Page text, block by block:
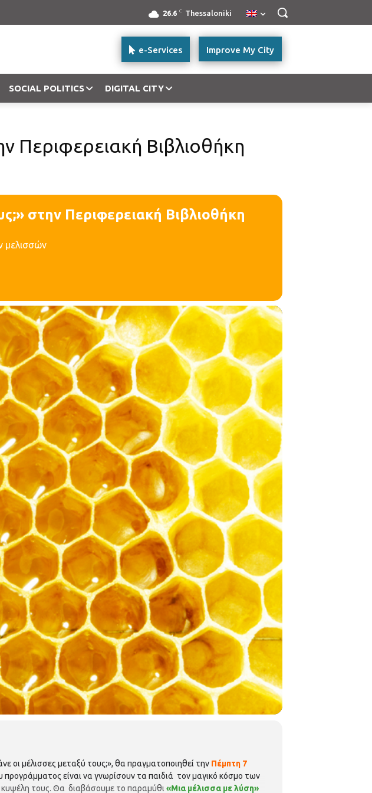
26.6 C Thessaloniki
Improve My City
e-Services
SOCIAL POLITICS DIGITAL CITY
Περιφερειακή Βιβλιοθήκη
στην Περιφερειακή Βιβλιοθήκη
μελισσών
οι μέλισσες μεταξύ τους;», θα πραγματοποιηθεί την Πέμπτη 7
προγράμματος είναι να γνωρίσουν τα παιδιά τον μαγικό κόσμο των
τους. Θα διαβάσουμε το παραμύθι «Μια μέλισσα με λύση»